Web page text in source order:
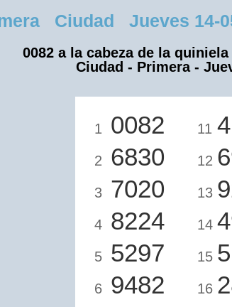
Ciudad Jueves 14-
0082 a la cabeza de la
Ciudad - Primera -
1 0082
2 6830
3 7020
4 8224
5 5297
6 9482
11
12
13
14
15
16